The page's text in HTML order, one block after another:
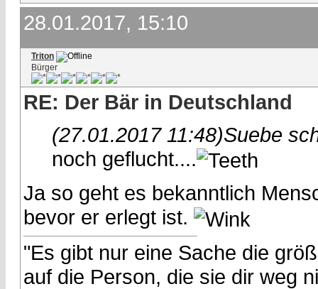
28.01.2017, 15:10
Triton
Bürger
RE: Der Bär in Deutschland
(27.01.2017 11:48)Suebe
noch geflucht....
Ja so geht es bekanntlich
bevor er erlegt ist.
"Es gibt nur eine Sache die
auf die Person, die sie dir weg